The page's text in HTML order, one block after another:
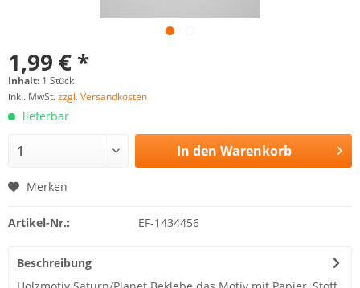
1,99 € *
Inhalt: 1 Stück
inkl. MwSt.zzgl. Versandkosten
lieferbar
In den Warenkorb
Merken
Artikel-Nr.: EF-1434456
Beschreibung